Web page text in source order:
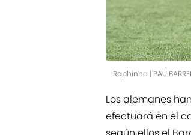
Raphinha | PAU
Los alemanes
efectuará en el